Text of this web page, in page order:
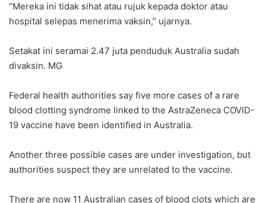
“Mereka ini tidak sihat atau rujuk kepada doktor atau
hospital selepas menerima vaksin,” ujarnya.
Setakat ini seramai 2.47 juta penduduk Australia sudah
divaksin. MG
Federal health authorities say five more cases of a rare
blood clotting syndrome linked to the AstraZeneca COVID-
19 vaccine have been identified in Australia.
Another three possible cases are under investigation, but
authorities suspect they are unrelated to the vaccine.
There are now 11 Australian cases of blood clots which are